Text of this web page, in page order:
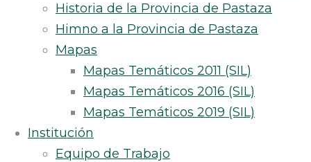
Historia de la Provincia de Pastaza
Himno a la Provincia de Pastaza
Mapas
Mapas Temáticos 2011 (SIL)
Mapas Temáticos 2016 (SIL)
Mapas Temáticos 2019 (SIL)
Institución
Equipo de Trabajo